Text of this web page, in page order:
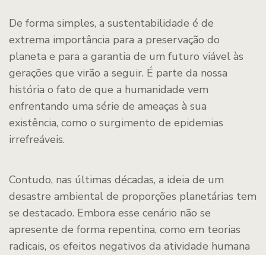
De forma simples, a sustentabilidade é de
extrema importância para a preservação do
planeta e para a garantia de um futuro viável às
gerações que virão a seguir. É parte da nossa
história o fato de que a humanidade vem
enfrentando uma série de ameaças à sua
existência, como o surgimento de epidemias
irrefreáveis.
Contudo, nas últimas décadas, a ideia de um
desastre ambiental de proporções planetárias tem
se destacado. Embora esse cenário não se
apresente de forma repentina, como em teorias
radicais, os efeitos negativos da atividade humana